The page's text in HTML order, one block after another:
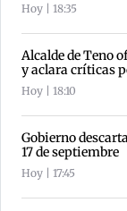
Hoy | 18:35
Alcalde de Teno
y aclara críticas
Hoy | 18:10
Gobierno
17 de septiembre
Hoy | 17:45